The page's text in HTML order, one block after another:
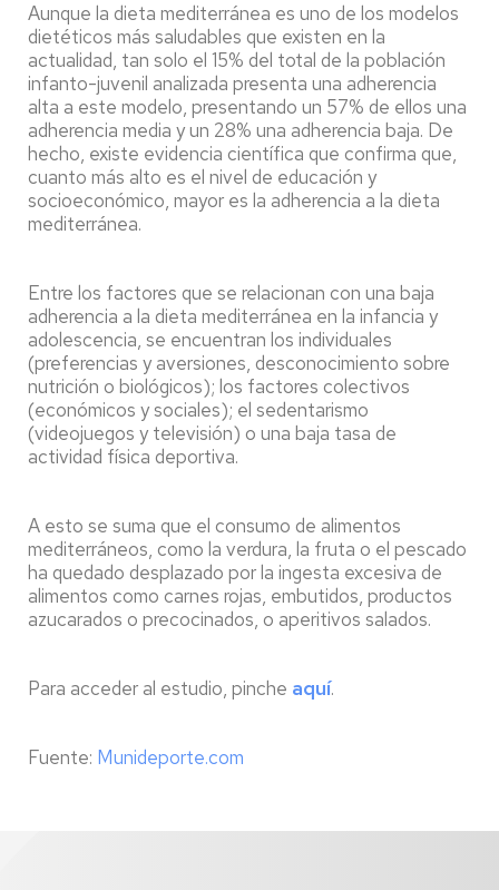
Aunque la dieta mediterránea es uno de los modelos
dietéticos más saludables que existen en la
actualidad, tan solo el 15% del total de la población
infanto-juvenil analizada presenta una adherencia
alta a este modelo, presentando un 57% de ellos una
adherencia media y un 28% una adherencia baja. De
hecho, existe evidencia científica que confirma que,
cuanto más alto es el nivel de educación y
socioeconómico, mayor es la adherencia a la dieta
mediterránea.
Entre los factores que se relacionan con una baja
adherencia a la dieta mediterránea en la infancia y
adolescencia, se encuentran los individuales
(preferencias y aversiones, desconocimiento sobre
nutrición o biológicos); los factores colectivos
(económicos y sociales); el sedentarismo
(videojuegos y televisión) o una baja tasa de
actividad física deportiva.
A esto se suma que el consumo de alimentos
mediterráneos, como la verdura, la fruta o el pescado
ha quedado desplazado por la ingesta excesiva de
alimentos como carnes rojas, embutidos, productos
azucarados o precocinados, o aperitivos salados.
Para acceder al estudio, pinche aquí.
Fuente: Munideporte.com